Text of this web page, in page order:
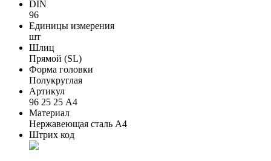
DIN
96
Единицы измерения
шт
Шлиц
Прямой (SL)
Форма головки
Полукруглая
Артикул
96 25 25 А4
Материал
Нержавеющая сталь А4
Штрих код